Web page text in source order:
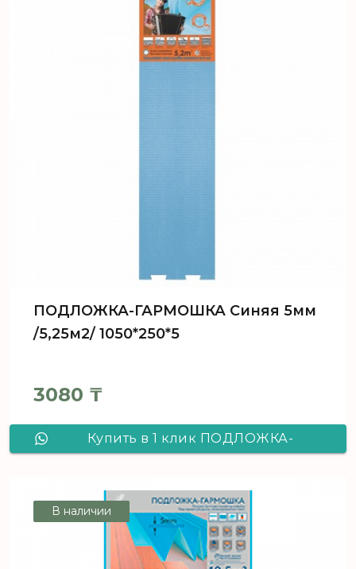
ПОДЛОЖКА-ГАРМОШКА Синяя 5мм
/5,25м2/ 1050*250*5
3080 ₸
Купить в 1 клик ПОДЛОЖКА-
1050*250*5
В наличии